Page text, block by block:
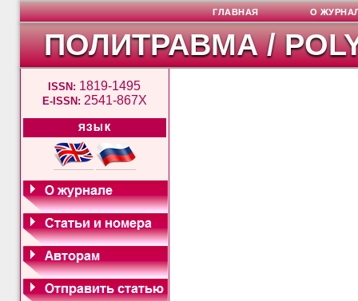
ПОЛИТРАВМА /
ISSN: 1819-1495
E-ISSN: 2541-867X
ЯЗЫК
ГЛАВНАЯ О